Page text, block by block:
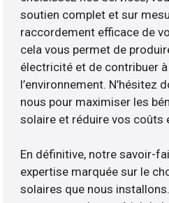
soutien complet et sur
raccordement efficace de
cela vous permet de
électricité et de contribuer
l’environnement. N’hésitez
nous pour maximiser les
solaire et réduire vos coûts
En définitive, notre savoir-
expertise marquée sur le
solaires que nous